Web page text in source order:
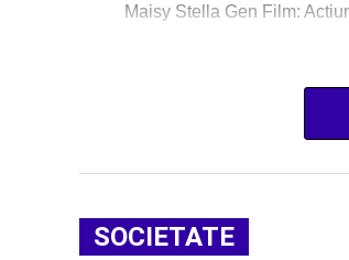
Maisy Stella Gen Film:
SOCIETATE